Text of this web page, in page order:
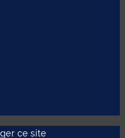
ce site